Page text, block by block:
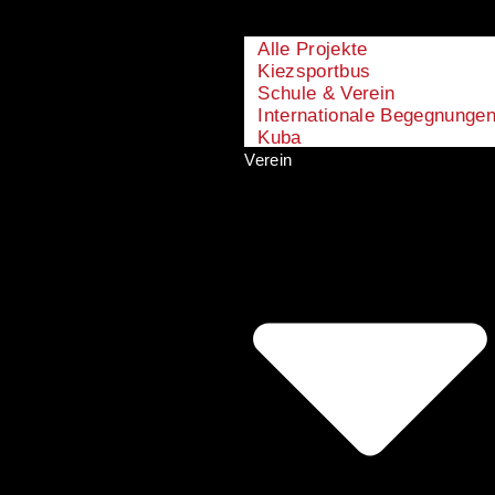
Alle Projekte
Kiezsportbus
Schule & Verein
Internationale
Kuba
Verein